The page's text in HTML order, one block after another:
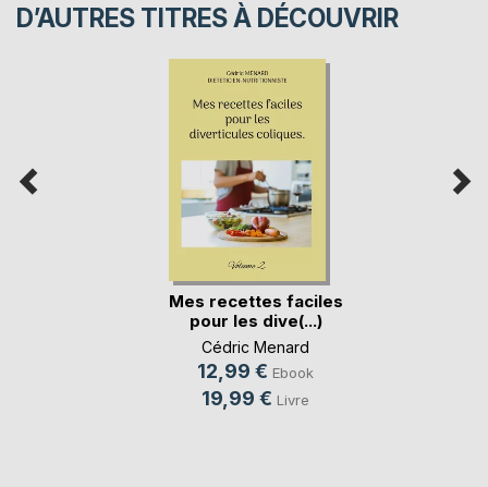
D’AUTRES TITRES À DÉCOUVRIR
Mes recettes faciles
pour les dive(...)
Cédric Menard
12,99 € Ebook
19,99 € Livre